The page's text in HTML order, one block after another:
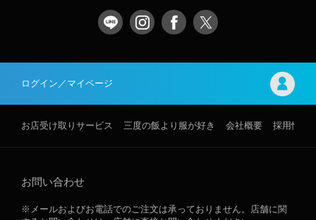
ログイン／マイページ
お店受け取りサービス 三度の飯より服が好き 会社概要 採用情報
お問い合わせ
※メールおよびお電話でのご注文は承っておりません。店舗に関